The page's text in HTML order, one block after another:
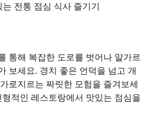
전통 점심 식사 즐기기
통해 복잡한 도로를 벗어나 알가르
보세요. 경치 좋은 언덕을 넘고 개
로지르는 짜릿한 모험을 즐겨보세
적인 레스토랑에서 맛있는 점심을